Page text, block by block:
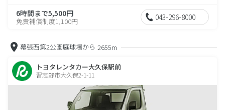
6時間まで5,500円
免責補償制度1,100円 043-296-8000
幕張西第2公園庭球場から 2655m
トヨタレンタカー大久保駅前
習志野市大久保2-1-11